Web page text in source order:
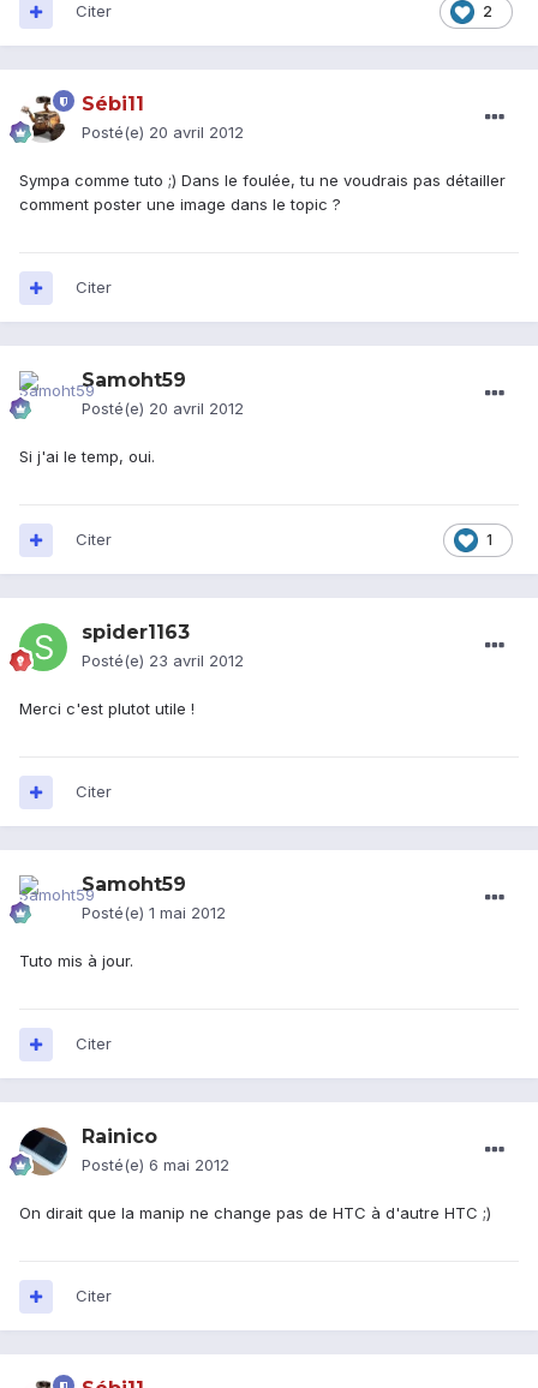
2
Citer
Sébi11
Posté(e) 20 avril 2012
Sympa comme tuto ;) Dans le foulée, tu ne voudrais pas détailler
comment poster une image dans le topic ?
Citer
Samoht59
Posté(e) 20 avril 2012
Si j'ai le temp, oui.
1
Citer
spider1163
Posté(e) 23 avril 2012
Merci c'est plutot utile !
Citer
Samoht59
Posté(e) 1 mai 2012
Tuto mis à jour.
Citer
Rainico
Posté(e) 6 mai 2012
On dirait que la manip ne change pas de HTC à d'autre HTC ;)
Citer